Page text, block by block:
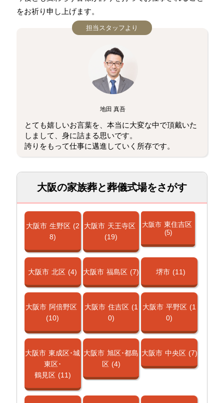
をお祈り申し上げます。
担当スタッフより
地田 真吾
とても嬉しいお言葉を、本当に大変な中で頂戴いた
しまして、身に詰まる思いです。
誇りをもって仕事に邁進していく所存です。
大阪の家族葬と葬儀式場をさがす
大阪市 生野区 (2
8)
大阪市 天王寺区
(19)
大阪市 東住吉区
(5)
大阪市 北区 (4) 大阪市 福島区 (7) 堺市 (11)
大阪市 阿倍野区
(10)
大阪市 住吉区 (1
0)
大阪市 平野区 (1
0)
大阪市 東成区･城
東区･
鶴見区 (11)
大阪市 旭区･都島
区 (4)
大阪市 中央区 (7)